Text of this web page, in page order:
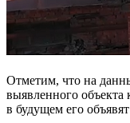
Отметим, что на
выявленного объекта
в будущем его